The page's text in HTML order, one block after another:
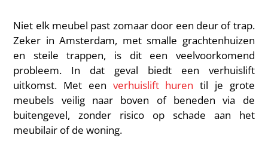
Niet elk meubel past zomaar door een deur of trap.
Zeker in Amsterdam, met smalle grachtenhuizen
en steile trappen, is dit een veelvoorkomend
probleem. In dat geval biedt een verhuislift
uitkomst. Met een verhuislift huren til je grote
meubels veilig naar boven of beneden via de
buitengevel, zonder risico op schade aan het
meubilair of de woning.